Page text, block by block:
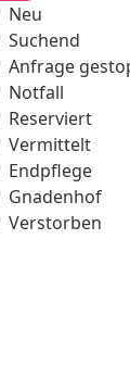
Neu
Suchend
Anfrage
Notfall
Reserviert
Vermittelt
Endpflege
Gnadenhof
Verstorben